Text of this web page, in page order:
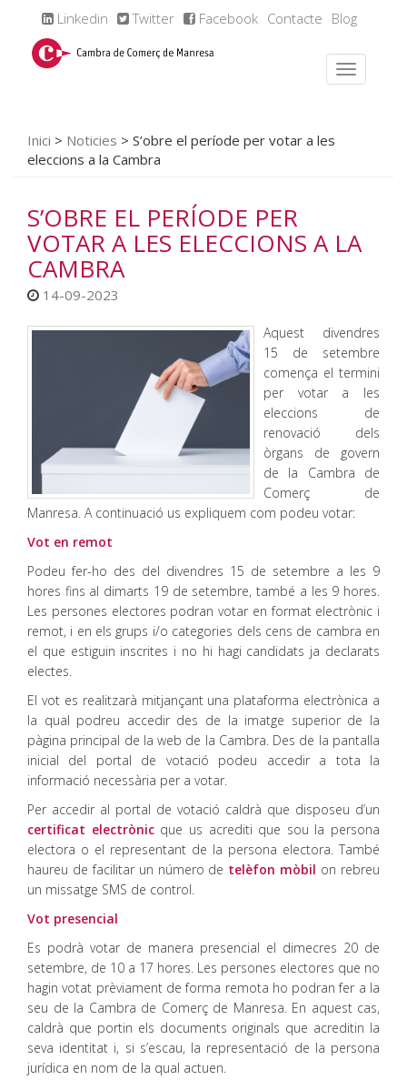
Linkedin Twitter Facebook Contacte Blog
Inici > Noticies > S’obre el període per votar a les
eleccions a la Cambra
S’OBRE EL PERÍODE PER
VOTAR A LES ELECCIONS A LA
CAMBRA
14-09-2023
Aquest divendres
15 de setembre
comença el termini
per votar a les
eleccions de
renovació dels
òrgans de govern
de la Cambra de
Comerç de
Manresa. A continuació us expliquem com podeu votar:
Vot en remot
Podeu fer-ho des del divendres 15 de setembre a les 9
hores fins al dimarts 19 de setembre, també a les 9 hores.
Les persones electores podran votar en format electrònic i
remot, i en els grups i/o categories dels cens de cambra en
el que estiguin inscrites i no hi hagi candidats ja declarats
electes.
El vot es realitzarà mitjançant una plataforma electrònica a
la qual podreu accedir des de la imatge superior de la
pàgina principal de la web de la Cambra. Des de la pantalla
inicial del portal de votació podeu accedir a tota la
informació necessària per a votar.
Per accedir al portal de votació caldrà que disposeu d’un
certificat electrònicque us acrediti que sou la persona
electora o el representant de la persona electora. També
haureu de facilitar un número de telèfon mòbil on rebreu
un missatge SMS de control.
Vot presencial
Es podrà votar de manera presencial el dimecres 20 de
setembre, de 10 a 17 hores. Les persones electores que no
hagin votat prèviament de forma remota ho podran fer a la
seu de la Cambra de Comerç de Manresa. En aquest cas,
caldrà que portin els documents originals que acreditin la
seva identitat i, si s’escau, la representació de la persona
jurídica en nom de la qual actuen.